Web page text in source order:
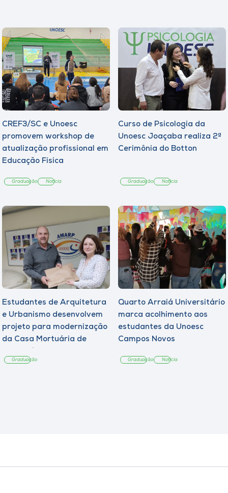
CREF3/SC e Unoesc
promovem workshop de
atualização profissional em
Educação Física
Graduação Notícia
Curso de Psicologia da
Unoesc Joaçaba realiza 2ª
Cerimônia do Botton
Graduação Notícia
Estudantes de Arquitetura
e Urbanismo desenvolvem
projeto para modernização
da Casa Mortuária de
Graduação
Quarto Arraiá Universitário
marca acolhimento aos
estudantes da Unoesc
Campos Novos
Graduação Notícia